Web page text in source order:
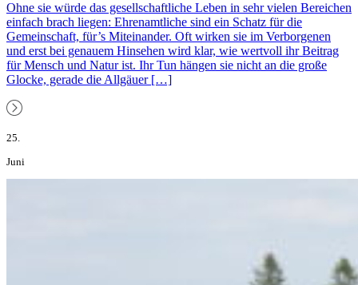
Ohne sie würde das gesellschaftliche Leben in sehr vielen Bereichen
einfach brach liegen: Ehrenamtliche sind ein Schatz für die
Gemeinschaft, für’s Miteinander. Oft wirken sie im Verborgenen
und erst bei genauem Hinsehen wird klar, wie wertvoll ihr Beitrag
für Mensch und Natur ist. Ihr Tun hängen sie nicht an die große
Glocke, gerade die Allgäuer […]
25.
Juni